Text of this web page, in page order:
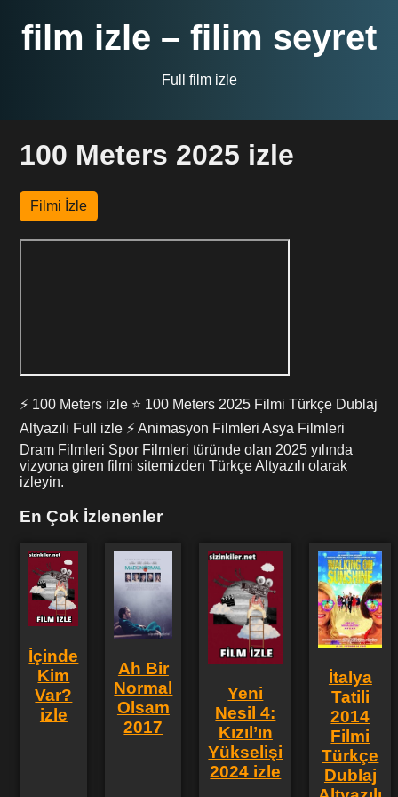
film izle – filim seyret
Full film izle
100 Meters 2025 izle
Filmi İzle
⚡ 100 Meters izle ⭐ 100 Meters 2025 Filmi Türkçe Dublaj
Altyazılı Full izle ⚡ Animasyon Filmleri Asya Filmleri
Dram Filmleri Spor Filmleri türünde olan 2025 yılında
vizyona giren filmi sitemizden Türkçe Altyazılı olarak
izleyin.
En Çok İzlenenler
İçinde
Kim
Var?
izle
Ah Bir
Normal
Olsam
2017
Yeni
Nesil 4:
Kızıl’ın
Yükselişi
2024 izle
İtalya
Tatili
2014
Filmi
Türkçe
Dublaj